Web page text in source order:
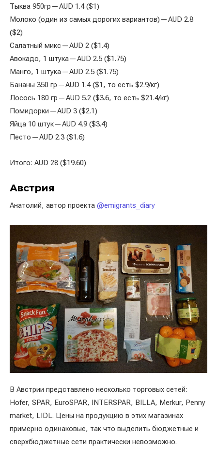
Тыква 950гр — AUD 1.4 ($1)
Молоко (один из самых дорогих вариантов) — AUD 2.8
($2)
Салатный микс — AUD 2 ($1.4)
Авокадо, 1 штука — AUD 2.5 ($1.75)
Манго, 1 штука — AUD 2.5 ($1.75)
Бананы 350 гр — AUD 1.4 ($1, то есть $2.9/кг)
Лосось 180 гр — AUD 5.2 ($3.6, то есть $21.4/кг)
Помидорки — AUD 3 ($2.1)
Яйца 10 штук — AUD 4.9 ($3.4)
Песто — AUD 2.3 ($1.6)
Итого: AUD 28 ($19.60)
Австрия
Анатолий, автор проекта @emigrants_diary
В Австрии представлено несколько торговых сетей:
Hofer, SPAR, EuroSPAR, INTERSPAR, BILLA, Merkur, Penny
market, LIDL. Цены на продукцию в этих магазинах
примерно одинаковые, так что выделить бюджетные и
сверхбюджетные сети практически невозможно.